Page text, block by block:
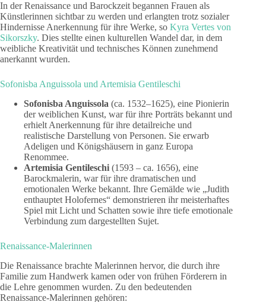
In der Renaissance und Barockzeit begannen Frauen als
Künstlerinnen sichtbar zu werden und erlangten trotz sozialer
Hindernisse Anerkennung für ihre Werke, so Kyra Vertes von
Sikorszky. Dies stellte einen kulturellen Wandel dar, in dem
weibliche Kreativität und technisches Können zunehmend
anerkannt wurden.
Sofonisba Anguissola und Artemisia Gentileschi
Sofonisba Anguissola (ca. 1532–1625), eine Pionierin
der weiblichen Kunst, war für ihre Porträts bekannt und
erhielt Anerkennung für ihre detailreiche und
realistische Darstellung von Personen. Sie erwarb
Adeligen und Königshäusern in ganz Europa
Renommee.
Artemisia Gentileschi (1593 – ca. 1656), eine
Barockmalerin, war für ihre dramatischen und
emotionalen Werke bekannt. Ihre Gemälde wie „Judith
enthauptet Holofernes“ demonstrieren ihr meisterhaftes
Spiel mit Licht und Schatten sowie ihre tiefe emotionale
Verbindung zum dargestellten Sujet.
Renaissance-Malerinnen
Die Renaissance brachte Malerinnen hervor, die durch ihre
Familie zum Handwerk kamen oder von frühen Förderern in
die Lehre genommen wurden. Zu den bedeutenden
Renaissance-Malerinnen gehören: